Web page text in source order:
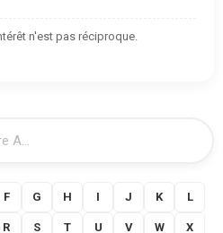
n'est pas réciproque.
F G H I J K L
R S T U V W X